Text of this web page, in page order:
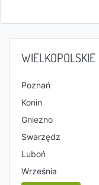
WIELKOPOLSKIE
Poznań
Konin
Gniezno
Swarzędz
Luboń
Września